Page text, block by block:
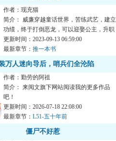
作者：现充猫
简介： 威廉穿越童话世界，苦练武艺，建立
功绩，终于打倒恶龙，可以迎娶公主，升职
加薪，当上国王...
更新时间：2023-09-13 06:59:00
最新章节： 推一本书
万人迷向导后，哨兵们全沦陷
作者：勤劳的阿祖
简介： 来阅文旗下网站阅读我的更多作品
吧！
更新时间：2026-07-18 22:08:00
最新章节： L51-五十年前
僵尸不好惹